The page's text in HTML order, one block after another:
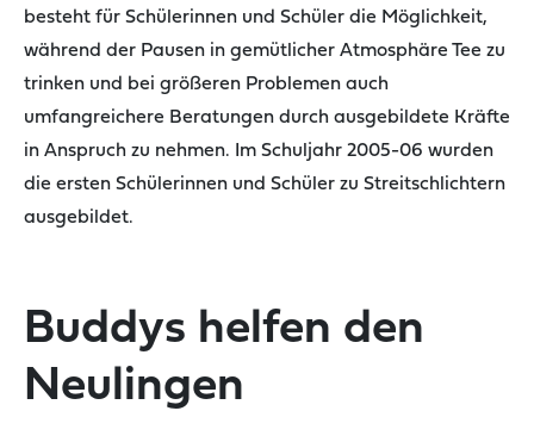
besteht für Schülerinnen und Schüler die Möglichkeit,
während der Pausen in gemütlicher Atmosphäre Tee zu
trinken und bei größeren Problemen auch
umfangreichere Beratungen durch ausgebildete Kräfte
in Anspruch zu nehmen. Im Schuljahr 2005-06 wurden
die ersten Schülerinnen und Schüler zu Streitschlichtern
ausgebildet.
Buddys helfen den
Neulingen